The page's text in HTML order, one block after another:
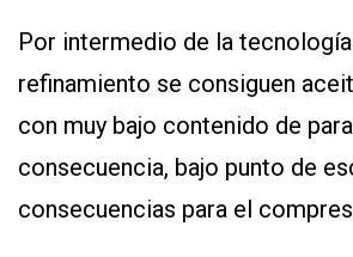
Por intermedio de la
refinamiento se consiguen
con muy bajo contenido de
consecuencia, bajo punto de
consecuencias para el